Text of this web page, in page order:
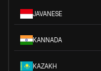
JAVANESE
KANNADA
KAZAKH